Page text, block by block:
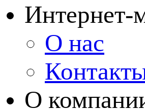
Интернет-
О нас
О